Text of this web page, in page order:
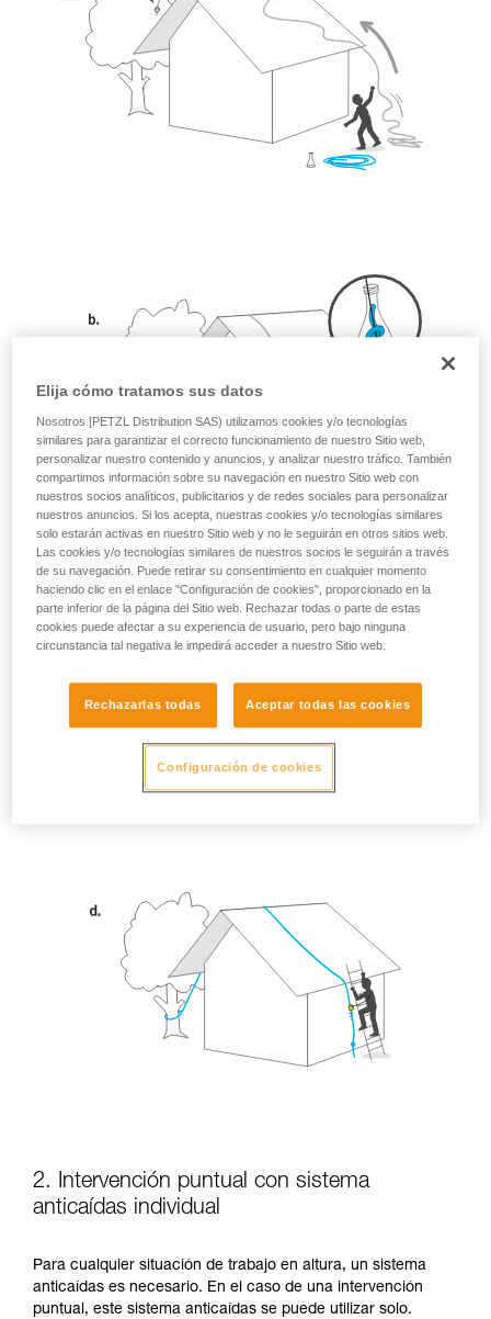
2. Intervención puntual con sistema
anticaídas individual
Para cualquier situación de trabajo en altura, un sistema
anticaídas es necesario. En el caso de una intervención
puntual, este sistema anticaídas se puede utilizar solo.
Elija cómo tratamos sus datos
Nosotros [PETZL Distribution SAS) utilizamos cookies y/o tecnologías
similares para garantizar el correcto funcionamiento de nuestro Sitio web,
personalizar nuestro contenido y anuncios, y analizar nuestro tráfico. También
compartimos información sobre su navegación en nuestro Sitio web con
nuestros socios analíticos, publicitarios y de redes sociales para personalizar
nuestros anuncios. Si los acepta, nuestras cookies y/o tecnologías similares
solo estarán activas en nuestro Sitio web y no le seguirán en otros sitios web.
Las cookies y/o tecnologías similares de nuestros socios le seguirán a través
de su navegación. Puede retirar su consentimiento en cualquier momento
haciendo clic en el enlace "Configuración de cookies", proporcionado en la
parte inferior de la página del Sitio web. Rechazar todas o parte de estas
cookies puede afectar a su experiencia de usuario, pero bajo ninguna
circunstancia tal negativa le impedirá acceder a nuestro Sitio web.
Rechazarlas todas Aceptar todas las cookies
Configuración de cookies